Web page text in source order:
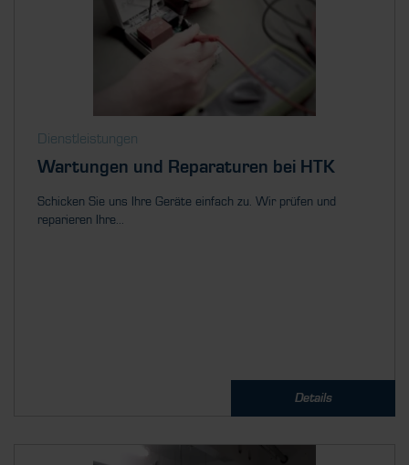
Dienstleistungen
Wartungen und Reparaturen bei HTK
Schicken Sie uns Ihre Geräte einfach zu. Wir prüfen und
reparieren Ihre...
Details